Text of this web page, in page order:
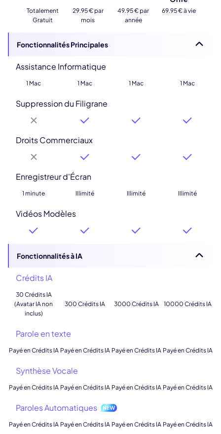
Totalement
Gratuit
29.95 € par
mois
49.95 € par
année
69.95 € à vie
Fonctionnalités Principales
Assistance Informatique
1 Mac 1 Mac 1 Mac 1 Mac
Suppression du Filigrane
Droits Commerciaux
Enregistreur d'Écran
1 minute Illimité Illimité Illimité
Vidéos Modèles
Fonctionnalités à IA
Crédits IA
30 Crédits IA
(Avatar IA non
inclus)
300 Crédits IA 3000 Crédits IA 10000 Crédits IA
Parole en texte
Payé en Crédits IA Payé en Crédits IA Payé en Crédits IA Payé en Crédits IA
Synthèse Vocale
Payé en Crédits IA Payé en Crédits IA Payé en Crédits IA Payé en Crédits IA
Paroles Automatiques
Payé en Crédits IA Payé en Crédits IA Payé en Crédits IA Payé en Crédits IA